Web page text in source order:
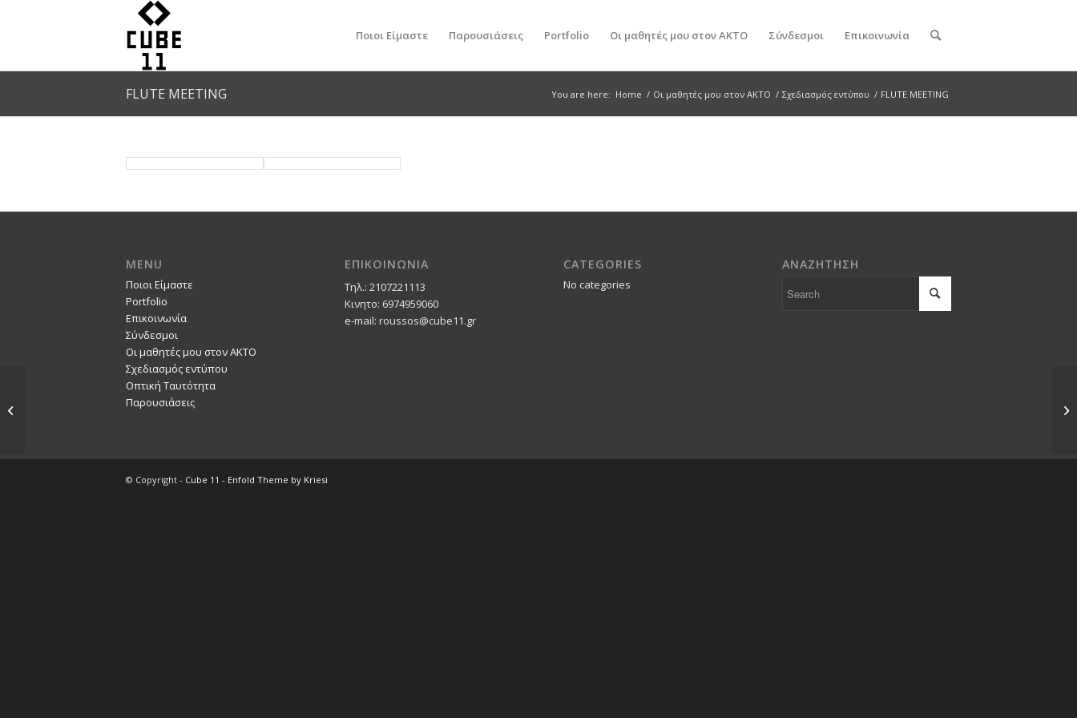
Ποιοι Είμαστε Παρουσιάσεις Portfolio Οι μαθητές μου στον ΑΚΤΟ Σύνδεσμοι Επικοινωνία
FLUTE MEETING You are here: Home / Οι μαθητές μου στον ΑΚΤΟ / Σχεδιασμός εντύπου / FLUTE MEETING
MENU
Ποιοι Είμαστε
Portfolio
Επικοινωνία
Σύνδεσμοι
Οι μαθητές μου στον ΑΚΤΟ
Σχεδιασμός εντύπου
Οπτική Ταυτότητα
Παρουσιάσεις
ΕΠΙΚΟΙΝΩΝΙΑ
Τηλ.: 2107221113
Κινητο: 6974959060
e-mail: roussos@cube11.gr
CATEGORIES
No categories
ΑΝΑΖΗΤΗΣΗ
© Copyright - Cube 11 - Enfold Theme by Kriesi